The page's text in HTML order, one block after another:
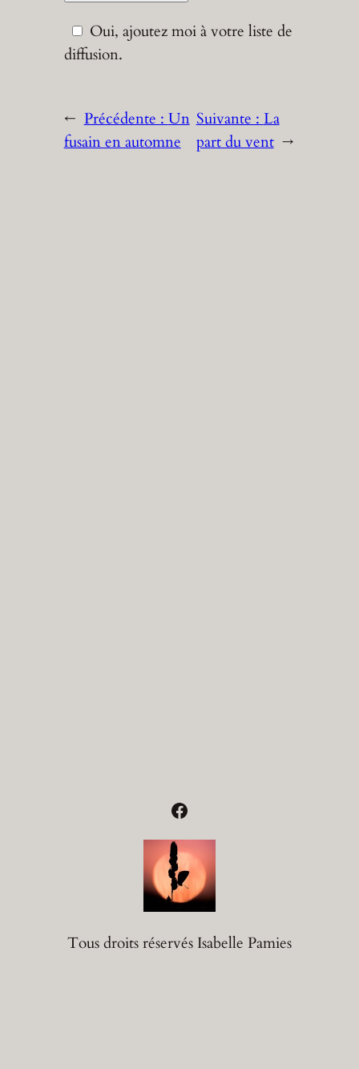
Oui, ajoutez moi à votre liste de
diffusion.
← Précédente : Un
fusain en automne
Suivante : La
part du vent →
Facebook
Tous droits réservés Isabelle Pamies